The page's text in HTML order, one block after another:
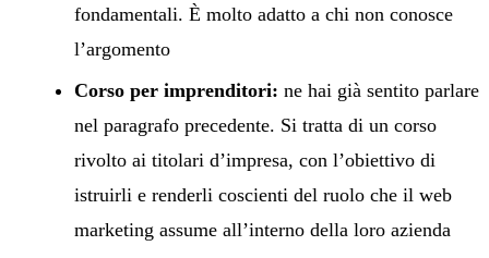
fondamentali. È molto adatto a chi non conosce
l’argomento
Corso per imprenditori: ne hai già sentito parlare
nel paragrafo precedente. Si tratta di un corso
rivolto ai titolari d’impresa, con l’obiettivo di
istruirli e renderli coscienti del ruolo che il web
marketing assume all’interno della loro azienda